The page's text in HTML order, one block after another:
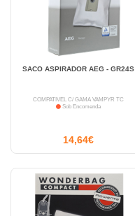
SACO ASPIRADOR AEG - GR24S
COMPATÍVEL C/ GAMA VAMPYR TC
Sob Encomenda
14,64€